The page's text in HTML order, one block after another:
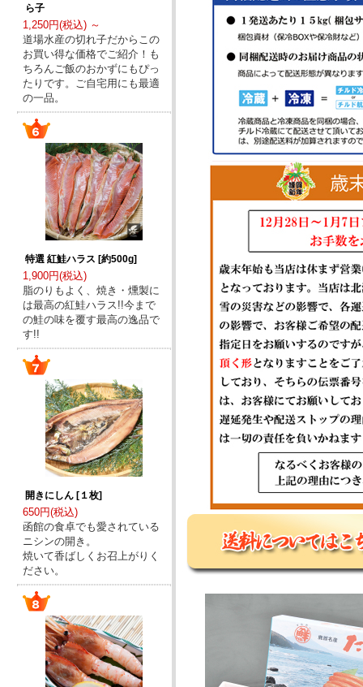
ら子
1,250円(税込) ～
道場水産の切れ子だからこの
お買い得な価格でご紹介！も
ちろんご飯のおかずにもぴっ
たりです。ご自宅用にも最適
の一品。
特選 紅鮭ハラス [約500g]
1,900円(税込)
脂のりもよく、焼き・燻製に
は最高の紅鮭ハラス!!今まで
の鮭の味を覆す最高の逸品で
す!!
開きにしん [１枚]
650円(税込)
函館の食卓でも愛されている
ニシンの開き。
焼いて香ばしくお召上がりく
ださい。